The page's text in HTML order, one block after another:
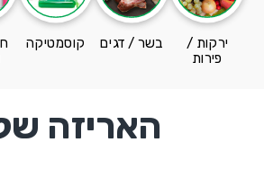
ירקות /
פירות
בשר / דגים קוסמטיקה
האריזה